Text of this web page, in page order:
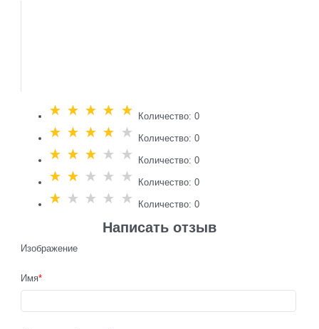
Количество: 0
Количество: 0
Количество: 0
Количество: 0
Количество: 0
Написать отзыв
Изображение
Имя